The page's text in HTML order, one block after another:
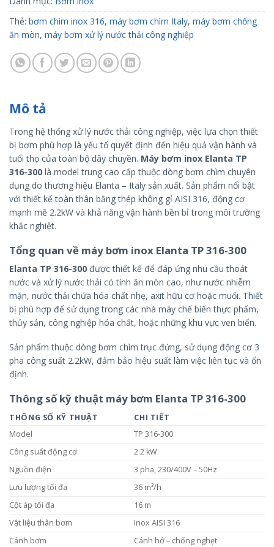
Thẻ: bơm chìm inox 316, máy bơm chìm Italy, máy bơm chống
ăn mòn, máy bơm xử lý nước thải công nghiệp
Mô tả
Trong hệ thống xử lý nước thải công nghiệp, việc lựa chọn thiết
bị bơm phù hợp là yếu tố quyết định đến hiệu quả vận hành và
tuổi thọ của toàn bộ dây chuyền. Máy bơm inox Elanta TP
316-300 là model trung cao cấp thuộc dòng bơm chìm chuyên
dụng do thương hiệu Elanta – Italy sản xuất. Sản phẩm nổi bật
với thiết kế toàn thân bằng thép không gỉ AISI 316, động cơ
mạnh mẽ 2.2kW và khả năng vận hành bền bỉ trong môi trường
khắc nghiệt.
Tổng quan về máy bơm inox Elanta TP 316-300
Elanta TP 316-300 được thiết kế để đáp ứng nhu cầu thoát
nước và xử lý nước thải có tính ăn mòn cao, như nước nhiễm
mặn, nước thải chứa hóa chất nhẹ, axit hữu cơ hoặc muối. Thiết
bị phù hợp để sử dụng trong các nhà máy chế biến thực phẩm,
thủy sản, công nghiệp hóa chất, hoặc những khu vực ven biển.
Sản phẩm thuộc dòng bơm chìm trục đứng, sử dụng động cơ 3
pha công suất 2.2kW, đảm bảo hiệu suất làm việc liên tục và ổn
định.
Thông số kỹ thuật máy bơm Elanta TP 316-300
THÔNG SỐ KỸ THUẬT
CHI TIẾT
Model
TP 316-300
Công suất động cơ
2.2 kW
Nguồn điện
3 pha, 230/400V – 50Hz
Lưu lượng tối đa
36 m³/h
Cột áp tối đa
16 m
Vật liệu thân bơm
Inox AISI 316
Cánh bơm
Cánh hở – chống nghẹt